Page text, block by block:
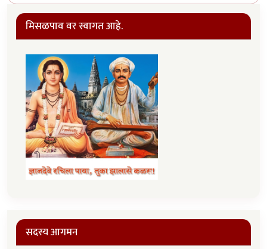
मिसळपाव वर स्वागत आहे.
सदस्य आगमन